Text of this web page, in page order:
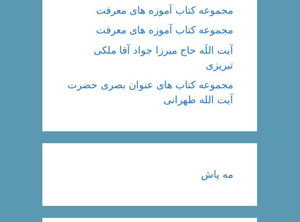
مجموعه کتاب آموزه های معرفت
مجموعه کتاب آموزه های معرفت
آیت اللَه حاج میرزا جواد آقا ملکی
تبریزی
مجموعه کتاب های عنوان بصری حضرت
آیت الله طهرانی
مه پاش